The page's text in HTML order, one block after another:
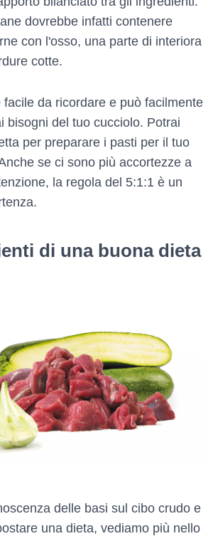
dovrebbe infatti contenere
con l'osso, una parte di interiora
cotte.
facile da ricordare e può facilmente
bisogni del tuo cucciolo. Potrai
per preparare i pasti per il tuo
se ci sono più accortezze a
la regola del 5:1:1 è un
di una buona dieta
delle basi sul cibo crudo e
una dieta, vediamo più nello